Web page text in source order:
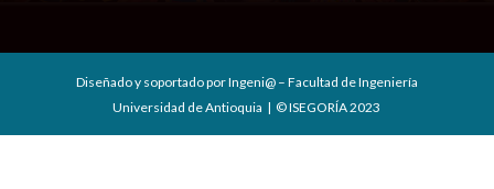
Diseñado y soportado por Ingeni@ – Facultad de Ingeniería
Universidad de Antioquia | © ISEGORÍA 2023